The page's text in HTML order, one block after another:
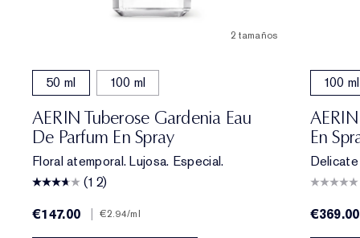
2 tamaños
50 ml 100 ml
AERIN Tuberose Gardenia Eau
De Parfum En Spray
Floral atemporal. Lujosa. Especial.
(12)
€147.00
| €2.94/ml
100 ml
En
€369.00